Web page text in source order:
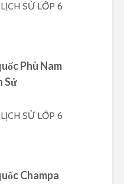
SỬ LỚP 6
Phù Nam
Sử
SỬ LỚP 6
Champa